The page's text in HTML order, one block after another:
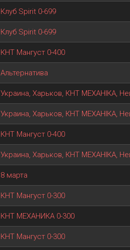
Клуб Spirit 0-699
Клуб Spirit 0-699
КНТ Мангуст 0-400
Альтернатива
Украина, Харьков, КНТ МЕХАНІКА,
Украина, Харьков, КНТ МЕХАНІКА,
КНТ Мангуст 0-400
Украина, Харьков, КНТ МЕХАНІКА,
8 марта
КНТ Мангуст 0-300
КНТ МЕХАНИКА 0-300
КНТ Мангуст 0-300